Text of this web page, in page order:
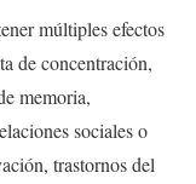
múltiples efectos
de concentración,
memoria,
sociales o
trastornos del